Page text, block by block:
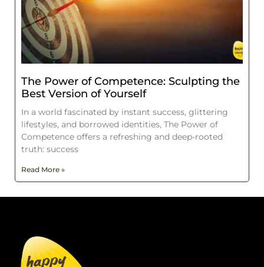
The Power of Competence: Sculpting the
Best Version of Yourself
In a world fascinated by instant success, glittering
lifestyles, and borrowed identities, The Power of
Competence offers a refreshing and deep-rooted
truth: success
Read More »